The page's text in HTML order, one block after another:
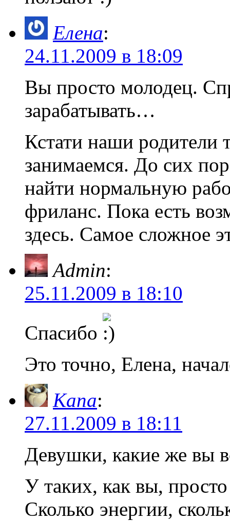
Елена:
24.11.2009 в 18:09
Вы просто молодец.
зарабатывать…
Кстати наши родители
занимаемся. До сих
найти нормальную
фриланс. Пока есть
здесь. Самое сложное
Admin:
25.11.2009 в 18:10
Спасибо
Это точно, Елена,
Капа:
27.11.2009 в 18:11
Девушки, какие же вы
У таких, как вы,
Сколько энергии,